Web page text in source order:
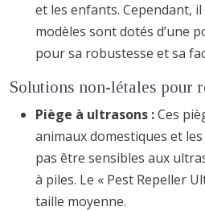
et les enfants. Cependant,
modèles sont dotés d’une
pour sa robustesse et sa
Solutions non-létales pour
Piège à ultrasons :Ces
animaux domestiques et
pas être sensibles aux
à piles. Le « Pest Repeller
taille moyenne.